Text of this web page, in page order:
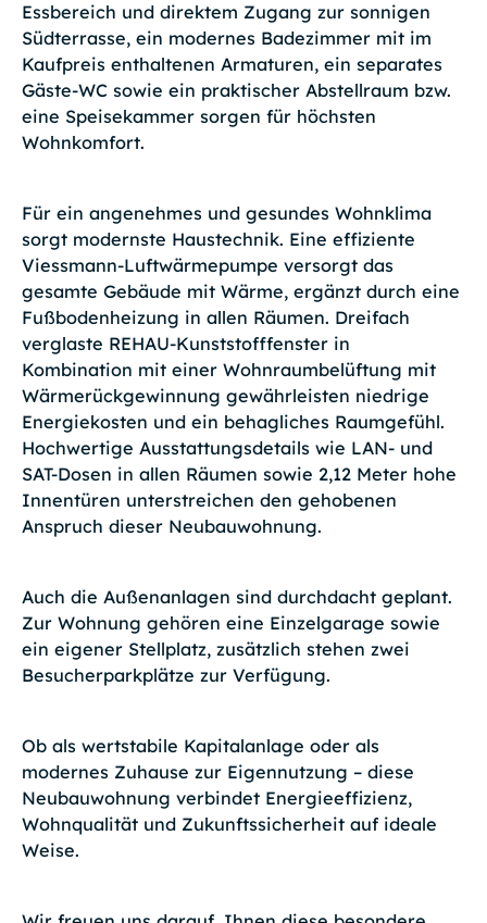
Essbereich und direktem Zugang zur sonnigen
Südterrasse, ein modernes Badezimmer mit im
Kaufpreis enthaltenen Armaturen, ein separates
Gäste-WC sowie ein praktischer Abstellraum bzw.
eine Speisekammer sorgen für höchsten
Wohnkomfort.
Für ein angenehmes und gesundes Wohnklima
sorgt modernste Haustechnik. Eine effiziente
Viessmann-Luftwärmepumpe versorgt das
gesamte Gebäude mit Wärme, ergänzt durch eine
Fußbodenheizung in allen Räumen. Dreifach
verglaste REHAU-Kunststofffenster in
Kombination mit einer Wohnraumbelüftung mit
Wärmerückgewinnung gewährleisten niedrige
Energiekosten und ein behagliches Raumgefühl.
Hochwertige Ausstattungsdetails wie LAN- und
SAT-Dosen in allen Räumen sowie 2,12 Meter hohe
Innentüren unterstreichen den gehobenen
Anspruch dieser Neubauwohnung.
Auch die Außenanlagen sind durchdacht geplant.
Zur Wohnung gehören eine Einzelgarage sowie
ein eigener Stellplatz, zusätzlich stehen zwei
Besucherparkplätze zur Verfügung.
Ob als wertstabile Kapitalanlage oder als
modernes Zuhause zur Eigennutzung – diese
Neubauwohnung verbindet Energieeffizienz,
Wohnqualität und Zukunftssicherheit auf ideale
Weise.